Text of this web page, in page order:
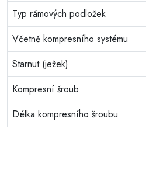
Typ rámových podložek
Včetně kompresního systému
Starnut (ježek)
Kompresní šroub
Délka kompresního šroubu